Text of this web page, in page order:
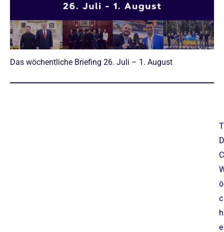
Das wöchentliche Briefing 26. Juli – 1. August
T
D
C
ö
c
h
e